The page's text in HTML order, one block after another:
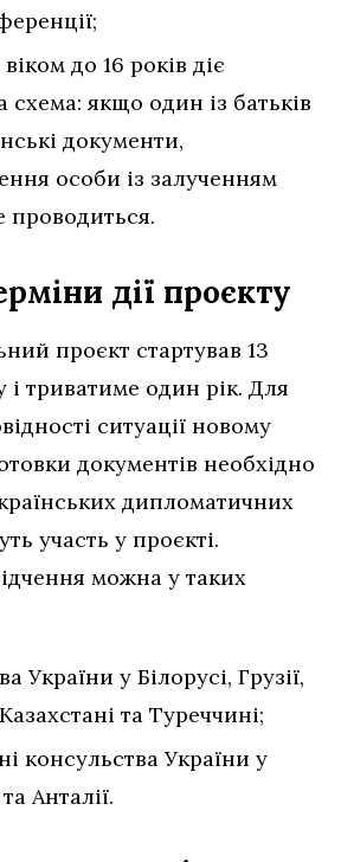
до 16 років діє
якщо один із батьків
документи,
особи із залученням
проводиться.
дії проєкту
проєкт стартував 13
триватиме один рік. Для
ситуації новому
документів необхідно
дипломатичних
участь у проєкті.
можна у таких
України у Білорусі, Грузії,
та Туреччині;
консульства України у
Анталії.